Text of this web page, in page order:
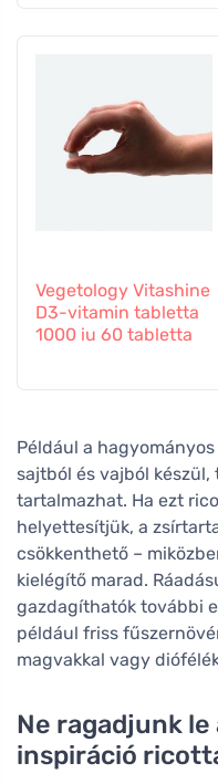
Vegetology Vitashine
D3-vitamin tabletta
1000 iu 60 tabletta
Például a
sajtból és vajból
tartalmazhat. Ha ezt
helyettesítjük, a
csökkenthető –
kielégítő marad.
gazdagíthatók további
például friss
magvakkal vagy
Ne ragadjunk
inspiráció